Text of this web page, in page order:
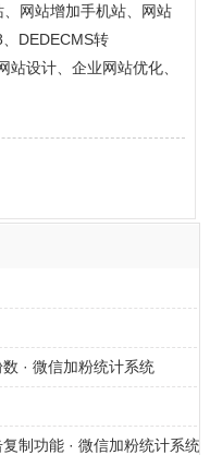
网站增加手机站、网站
DEDECMS转
设计、企业网站优化、
· 微信加粉统计系统
制功能 · 微信加粉统计系统